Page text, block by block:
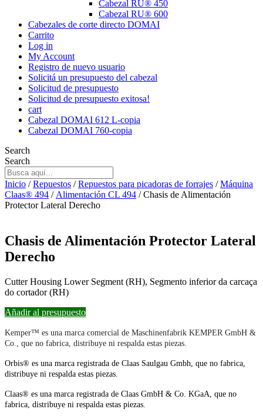
Cabezal RU® 450
Cabezal RU® 600
Cabezales de corte directo DOMAI
Carrito
Log in
My Account
Registro de nuevo usuario
Solicitá un presupuesto del cabezal
Solicitud de presupuesto
Solicitud de presupuesto exitosa!
cart
Cabezal DOMAI 612 L-copia
Cabezal DOMAI 760-copia
Search
Search
Inicio /Repuestos /Repuestos para picadoras de forrajes /Máquina
Claas® 494 / Alimentación CL 494 / Chasis de Alimentación
Protector Lateral Derecho
Chasis de Alimentación Protector Lateral
Derecho
Cutter Housing Lower Segment (RH), Segmento inferior da carcaça
do cortador (RH)
Añadir al presupuesto
Kemper™ es una marca comercial de Maschinenfabrik KEMPER GmbH &
Co., que no fabrica, distribuye ni respalda estas piezas.
Orbis® es una marca registrada de Claas Saulgau Gmbh, que no fabrica,
distribuye ni respalda estas piezas.
Claas® es una marca registrada de Claas GmbH & Co. KGaA, que no
fabrica, distribuye ni respalda estas piezas.